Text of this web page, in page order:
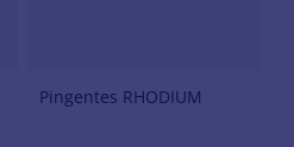
Pingentes RHODIUM